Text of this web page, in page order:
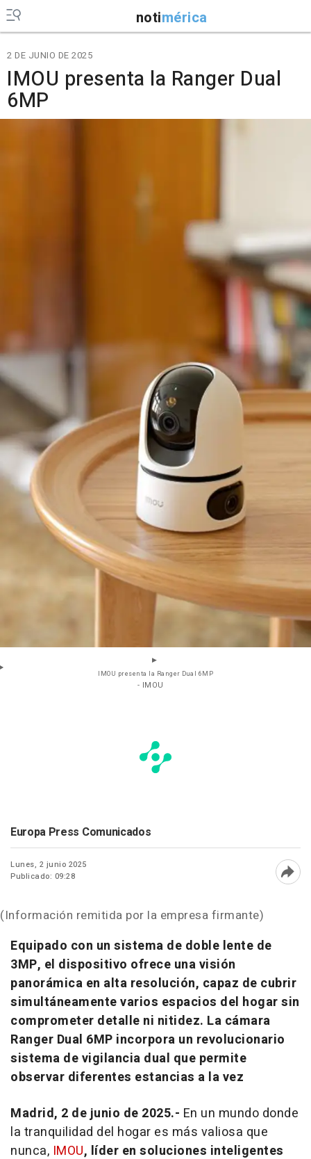
notimérica
2 DE JUNIO DE 2025
IMOU presenta la Ranger Dual
6MP
IMOU presenta la Ranger Dual 6MP
- IMOU
Europa Press Comunicados
Lunes, 2 junio 2025
Publicado: 09:28
(Información remitida por la empresa firmante)
Equipado con un sistema de doble lente de
3MP, el dispositivo ofrece una visión
panorámica en alta resolución, capaz de cubrir
simultáneamente varios espacios del hogar sin
comprometer detalle ni nitidez. La cámara
Ranger Dual 6MP incorpora un revolucionario
sistema de vigilancia dual que permite
observar diferentes estancias a la vez
Madrid, 2 de junio de 2025.- En un mundo donde
la tranquilidad del hogar es más valiosa que
nunca, IMOU, líder en soluciones inteligentes